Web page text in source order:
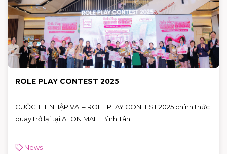
ROLE PLAY CONTEST 2025
CUỘC THI NHẬP VAI – ROLE PLAY CONTEST 2025 chính thức
quay trở lại tại AEON MALL Bình Tân
News